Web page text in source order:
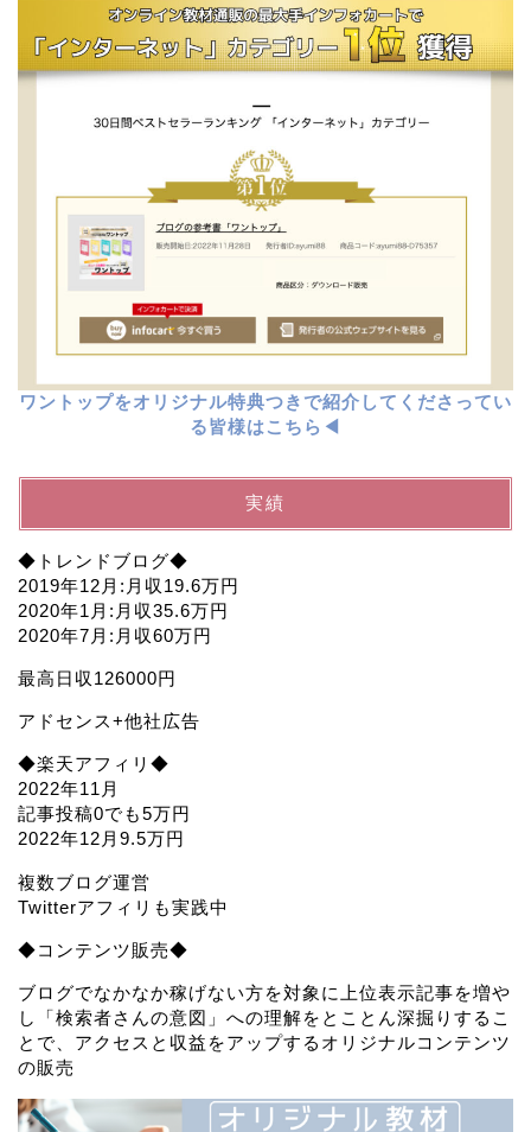
ワントップをオリジナル特典つきで紹介してくださってい
る皆様はこちら◀︎
実績
◆トレンドブログ◆
2019年12月:月収19.6万円
2020年1月:月収35.6万円
2020年7月:月収60万円
最高日収126000円
アドセンス+他社広告
◆楽天アフィリ◆
2022年11月
記事投稿0でも5万円
2022年12月9.5万円
複数ブログ運営
Twitterアフィリも実践中
◆コンテンツ販売◆
ブログでなかなか稼げない方を対象に上位表示記事を増や
し「検索者さんの意図」への理解をとことん深掘りするこ
とで、アクセスと収益をアップするオリジナルコンテンツ
の販売